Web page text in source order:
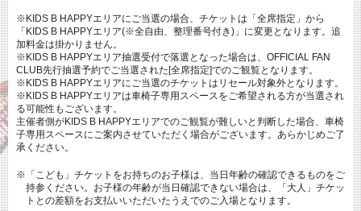
※KIDS B HAPPYエリアにご当選の場合、チケットは「全席指定」から
「KIDS B HAPPYエリア(※全自由、整理番号付き)」に変更となります。追
加料金は掛かりません。
※KIDS B HAPPYエリア抽選受付で落選となった場合は、OFFICIAL FAN
CLUB先行抽選予約でご当選された[全席指定]でのご観覧となります。
※KIDS B HAPPYエリアにご当選のチケットはリセール対象外となります。
※KIDS B HAPPYエリアは⾞椅⼦専⽤スペースをご希望される⽅が当選され
る可能性もございます。
主催者側がKIDS B HAPPYエリアでのご観覧が難しいと判断した場合、車椅
子専用スペースにご案内させていただく場合がございます。あらかじめご了
承ください。
※「こども」チケットをお持ちのお子様は、当日年齢の確認できるものをご
持参ください。お子様の年齢が当日確認できない場合は、「大人」チケッ
トとの差額をお支払いいただいたうえでのご入場となります。